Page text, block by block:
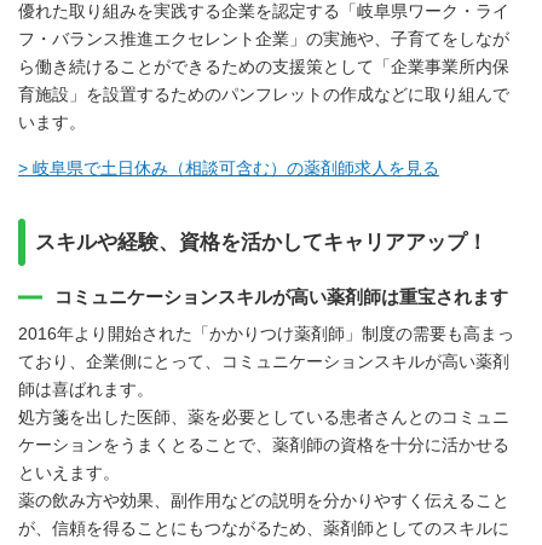
優れた取り組みを実践する企業を認定する「岐阜県ワーク・ライ
フ・バランス推進エクセレント企業」の実施や、子育てをしなが
ら働き続けることができるための支援策として「企業事業所内保
育施設」を設置するためのパンフレットの作成などに取り組んで
います。
> 岐阜県で土日休み（相談可含む）の薬剤師求人を見る
スキルや経験、資格を活かしてキャリアアップ！
コミュニケーションスキルが高い薬剤師は重宝されます
2016年より開始された「かかりつけ薬剤師」制度の需要も高まっ
ており、企業側にとって、コミュニケーションスキルが高い薬剤
師は喜ばれます。
処方箋を出した医師、薬を必要としている患者さんとのコミュニ
ケーションをうまくとることで、薬剤師の資格を十分に活かせる
といえます。
薬の飲み方や効果、副作用などの説明を分かりやすく伝えること
が、信頼を得ることにもつながるため、薬剤師としてのスキルに